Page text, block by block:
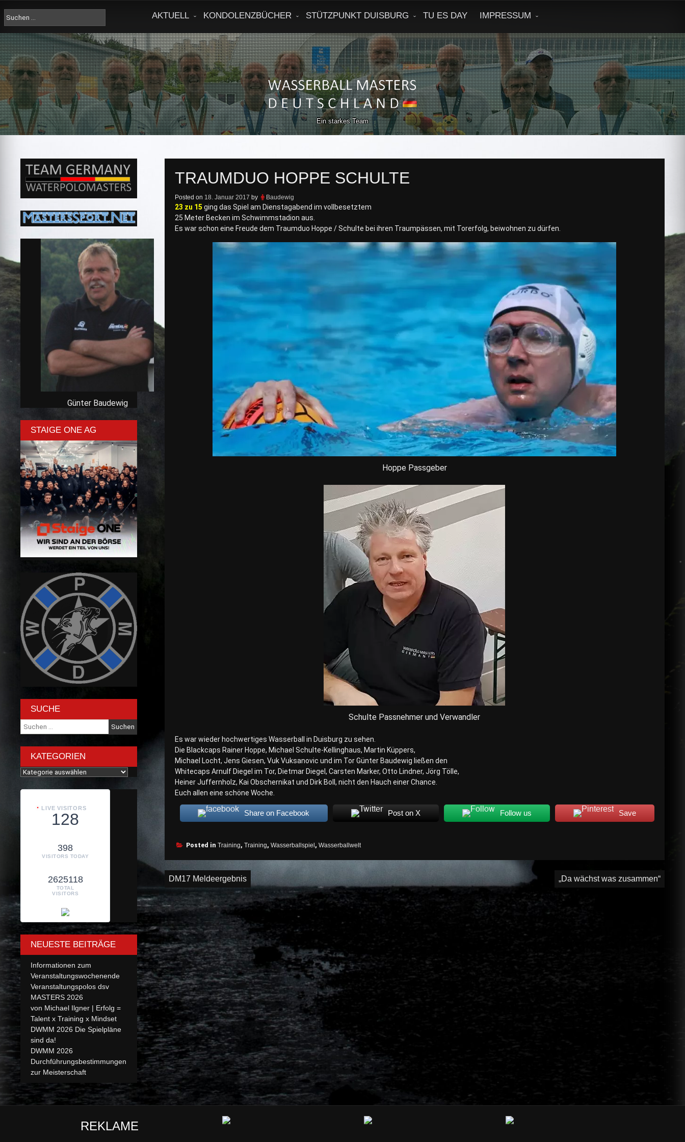
content
Suche
nach:
AKTUELL KONDOLENZBÜCHER STÜTZPUNKT DUISBURG TU ES DAY IMPRESSUM
Ein starkes Team
TRAUMDUO HOPPE SCHULTE
Posted on 18. Januar 2017 by Baudewig
23 zu 15 ging das Spiel am Dienstagabend im vollbesetztem
25 Meter Becken im Schwimmstadion aus.
Es war schon eine Freude dem Traumduo Hoppe / Schulte bei ihren Traumpässen, mit Torerfolg, beiwohnen zu dürfen.
Hoppe Passgeber
Schulte Passnehmer und Verwandler
Es war wieder hochwertiges Wasserball in Duisburg zu sehen.
Die Blackcaps Rainer Hoppe, Michael Schulte-Kellinghaus, Martin Küppers,
Michael Locht, Jens Giesen, Vuk Vuksanovic und im Tor Günter Baudewig ließen den
Whitecaps Arnulf Diegel im Tor, Dietmar Diegel, Carsten Marker, Otto Lindner, Jörg Tölle,
Heiner Juffernholz, Kai Obschernikat und Dirk Boll, nicht den Hauch einer Chance.
Euch allen eine schöne Woche.
Share on Facebook Post on X Follow us Save
Posted in Training, Training, Wasserballspiel, Wasserballwelt
Beitragsnavigation
DM17 Meldeergebnis „Da wächst was zusammen“
Günter Baudewig
STAIGE ONE AG
SUCHE
Suche
nach:
KATEGORIEN
Kategorien
LIVE VISITORS
128
398
VISITORS TODAY
2625118
TOTAL
VISITORS
NEUESTE BEITRÄGE
Informationen zum
Veranstaltungswochenende
Veranstaltungspolos dsv
MASTERS 2026
von Michael Ilgner | Erfolg =
Talent x Training x Mindset
DWMM 2026 Die Spielpläne
sind da!
DWMM 2026
Durchführungsbestimmungen
zur Meisterschaft
REKLAME